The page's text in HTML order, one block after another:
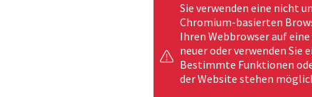
Sie verwenden eine nicht
Chromium-basierten
Ihren Webbrowser auf
neuer oder verwenden Sie
Bestimmte Funktionen
der Website stehen